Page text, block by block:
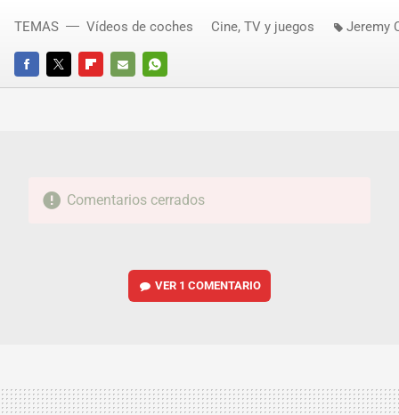
FACEBOOKTWITTERFLIPBOARD
E-
WHATSAPP
TEMAS Vídeos de coches Cine, TV y juegos Jeremy
Comentarios cerrados
VER 1 COMENTARIO